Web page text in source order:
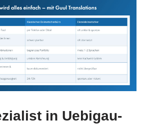
in Uebigau-